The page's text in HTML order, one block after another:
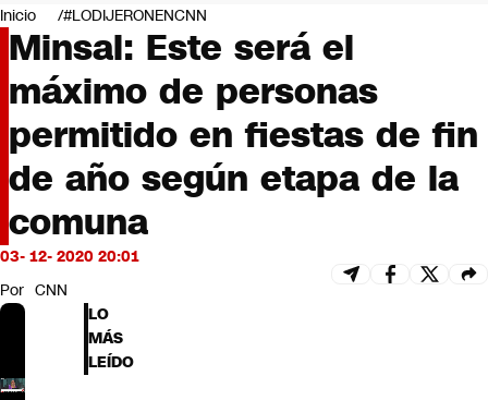
Negocios
Deportes
Programas completos
Cultura
Servicios
Bits
CNN Data
CNN tiempo
Opinión
Inicio #LODIJERONENCNN
Minsal: Este será el
máximo de personas
permitido en fiestas de fin
de año según etapa de la
comuna
03- 12- 2020 20:01
Por CNN
LO
MÁS
LEÍDO